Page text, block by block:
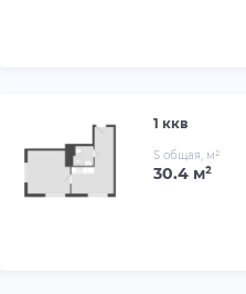
1 ккв
S общая, м²
30.4 м²